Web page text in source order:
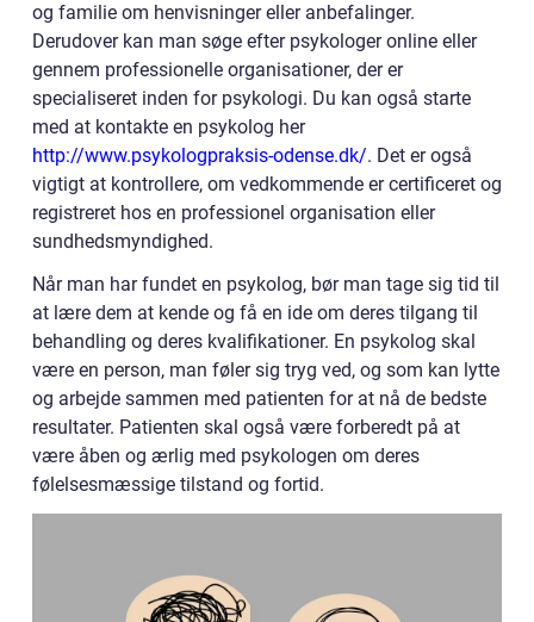
og familie om henvisninger eller anbefalinger.
Derudover kan man søge efter psykologer online eller
gennem professionelle organisationer, der er
specialiseret inden for psykologi. Du kan også starte
med at kontakte en psykolog her
http://www.psykologpraksis-odense.dk/. Det er også
vigtigt at kontrollere, om vedkommende er certificeret og
registreret hos en professionel organisation eller
sundhedsmyndighed.
Når man har fundet en psykolog, bør man tage sig tid til
at lære dem at kende og få en ide om deres tilgang til
behandling og deres kvalifikationer. En psykolog skal
være en person, man føler sig tryg ved, og som kan lytte
og arbejde sammen med patienten for at nå de bedste
resultater. Patienten skal også være forberedt på at
være åben og ærlig med psykologen om deres
følelsesmæssige tilstand og fortid.